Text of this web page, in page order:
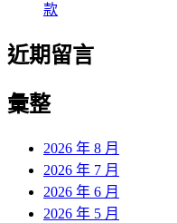
款
近期留言
彙整
2026 年 8 月
2026 年 7 月
2026 年 6 月
2026 年 5 月